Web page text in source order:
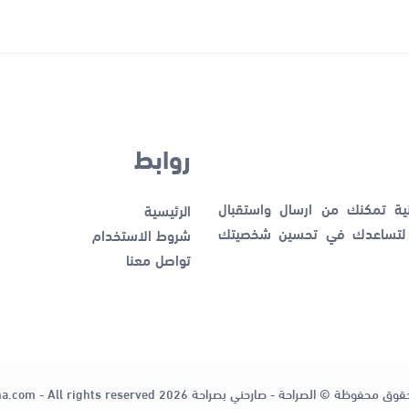
تمكنك من ارسال واستقبال
لتساعدك في تحسين شخصيتك
روابط
الرئيسية
شروط الاستخدام
تواصل معنا
محفوظة © الصراحة - صارحني بصراحة 2026 - All rights reserved